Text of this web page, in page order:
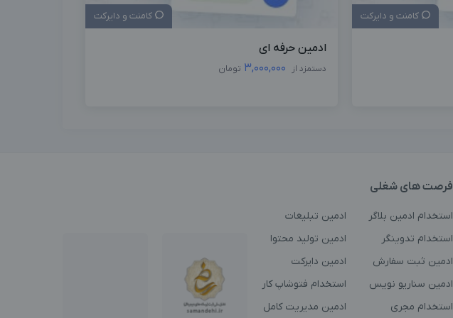
کامنت و دایرکت کامنت و دایرکت
ادمین حرفه ای
دستمزد از 3,000,000 تومان
فرصت های شغلی
استخدام ادمین بلاگر
ادمین تبلیغات
استخدام تدوینگر
ادمین تولید محتوا
ادمین ثبت سفارش
ادمین دایرکت
ادمین سناریو نویس
استخدام فتوشاپ کار
استخدام مجری
ادمین مدیریت کامل